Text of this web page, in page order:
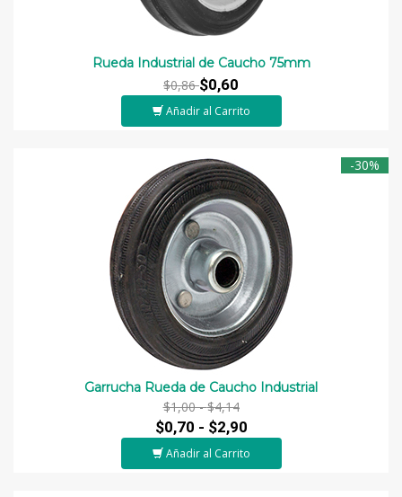
Rueda Industrial de Caucho 75mm
$0,86$0,60
Añadir al Carrito
-30%
Garrucha Rueda de Caucho Industrial
$1,00 -$4,14
$0,70 - $2,90
Añadir al Carrito